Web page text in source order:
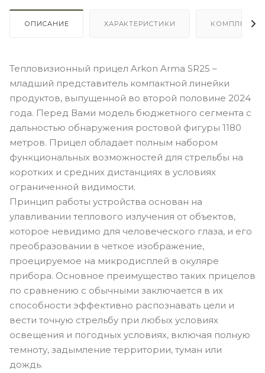
ОПИСАНИЕ ХАРАКТЕРИСТИКИ
Тепловизионный прицел Arkon Arma SR25 –
младший представитель компактной линейки
продуктов, выпущенной во второй половине 2024
года. Перед Вами модель бюджетного сегмента с
дальностью обнаружения ростовой фигуры 1180
метров. Прицел обладает полным набором
функциональных возможностей для стрельбы на
коротких и средних дистанциях в условиях
ограниченной видимости.
Принцип работы устройства основан на
улавливании теплового излучения от объектов,
которое невидимо для человеческого глаза, и его
преобразовании в четкое изображение,
проецируемое на микродисплей в окуляре
прибора. Основное преимущество таких прицелов
по сравнению с обычными заключается в их
способности эффективно распознавать цели и
вести точную стрельбу при любых условиях
освещения и погодных условиях, включая полную
темноту, задымление территории, туман или
дождь.